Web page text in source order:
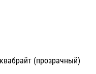
(прозрачный)